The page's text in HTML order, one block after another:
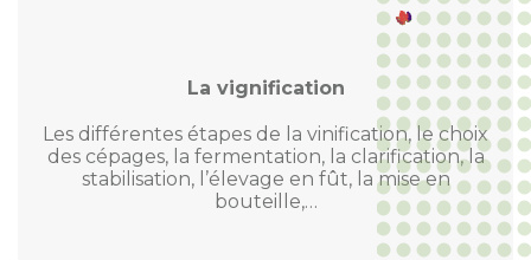
La vignification
Les différentes étapes de la vinification, le choix
des cépages, la fermentation, la clarification, la
stabilisation, l’élevage en fût, la mise en
bouteille,…